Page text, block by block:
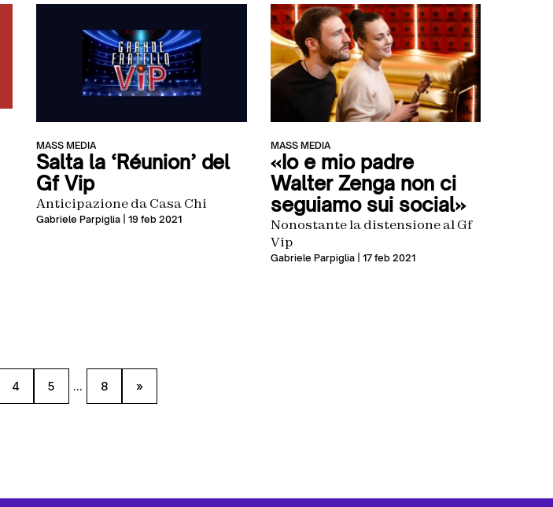
MASS MEDIA
Salta la ‘Réunion’ del
Gf Vip
Anticipazione da Casa Chi
Gabriele Parpiglia | 19 feb 2021
MASS MEDIA
«Io e mio padre
Walter Zenga non ci
seguiamo sui social»
Nonostante la distensione al Gf
Vip
Gabriele Parpiglia| 17 feb 2021
4 5 ... 8 »